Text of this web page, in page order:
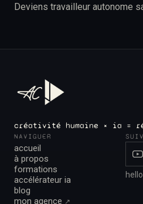
Deviens travailleur autonome
créativité humaine × ia =
NAVIGUER
accueil
à propos
formations
accélérateur ia
blog
mon agence ↗︎